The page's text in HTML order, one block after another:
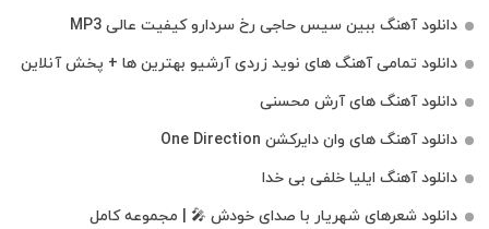
دانلود آهنگ ببین سیس حاجی رخ سردارو کیفیت عالی MP3
دانلود تمامی آهنگ های نوید زردی آرشیو بهترین ها + پخش آنلاین
دانلود آهنگ های آرش محسنی
دانلود آهنگ های وان دایرکشن One Direction
دانلود آهنگ ایلیا خلفی بی خدا
دانلود شعرهای شهریار با صدای خودش 🎤 | مجموعه کامل